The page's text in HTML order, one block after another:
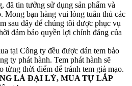
đã tin tưởng sử dụng sản phẩm và
Mong bạn hàng vui lòng tuân thủ các
sau đây để chúng tôi được phục vụ
đảm bảo quyền lợi chính đáng của
tại Công ty đều được dán tem bảo
ty phát hành. Tem phát hành sẽ
từng thời điểm để tránh tem giả mạo.
LÀ ĐẠI LÝ, MUA TỰ LẮP